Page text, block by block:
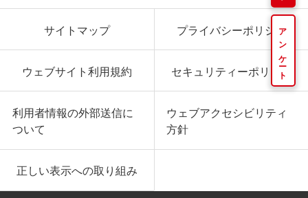
アンケート
サイトマップ プライバシーポリシー
ウェブサイト利用規約 セキュリティーポリシー
利用者情報の外部送信に
ついて
ウェブアクセシビリティ
方針
正しい表示への取り組み